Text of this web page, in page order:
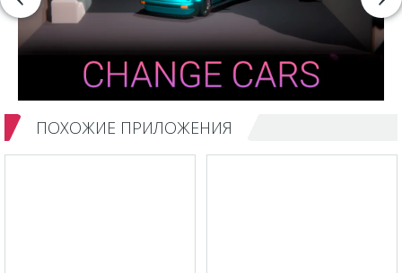
ПОХОЖИЕ ПРИЛОЖЕНИЯ